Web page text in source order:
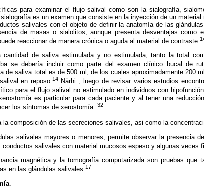
para examinar el flujo salival como son la sialografía,
es un examen que consiste en la inyección de un material
salivales con el objeto de definir la anatomía de las
de masas o sialolitos, aunque presenta desventajas
reaccionar de manera crónica o aguda al material de contraste.
cantidad de saliva estimulada y no estimulada, tanto la total
se debería incluir como parte del examen clínico bucal de
de saliva total es de 500 ml, de los cuales aproximadamente 200
en reposo.14Närhi , luego de revisar varios estudios
para el flujo salival no estimulado en individuos con
es particular para cada paciente y al tener una
los síntomas de xerostomía. 32
la composición de las secreciones salivales, asi como la
salivales mayores o menores, permite observar la presencia
conductos salivales con material mucosos espeso y algunas veces
magnética y la tomografía computarizada son pruebas que
en las glándulas salivales.17